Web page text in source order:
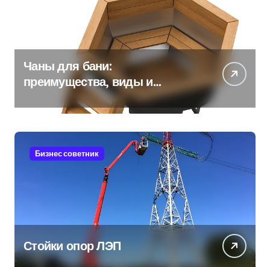
Чаны для бани:
преимущества, виды и
особенности использования
Бизнес советник
Стойки опор ЛЭП